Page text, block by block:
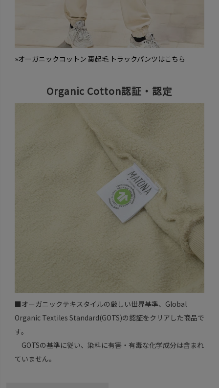
»オーガニックコットン 裏起毛 トラックパンツはこちら
Organic Cotton認証・認定
■オーガニックテキスタイルの厳しい世界基準、Global
Organic Textiles Standard(GOTS)の認証をクリアした商品で
す。
GOTSの基準に従い、染料に有害・有毒な化学成分は含まれ
ていません。